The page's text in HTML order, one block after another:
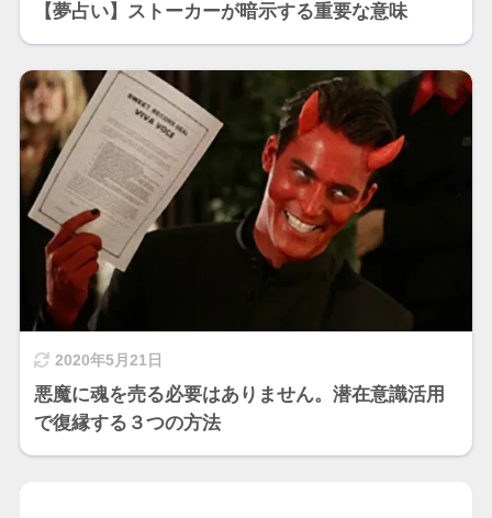
【夢占い】ストーカーが暗示する重要な意味
2020年5月21日
悪魔に魂を売る必要はありません。潜在意識活用
で復縁する３つの方法